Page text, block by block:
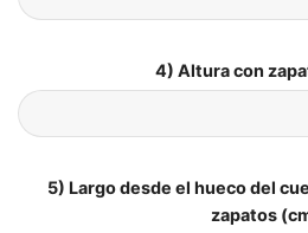
4) Altura con
5) Largo desde el hueco del
zapatos